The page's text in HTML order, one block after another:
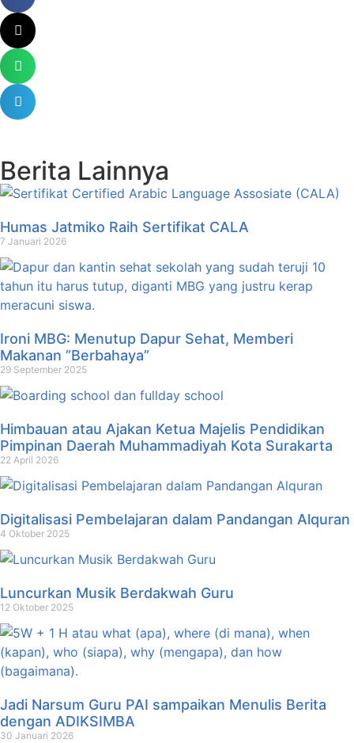
Berita Lainnya
Humas Jatmiko Raih Sertifikat CALA
7 Januari 2026
Ironi MBG: Menutup Dapur Sehat, Memberi
Makanan ”Berbahaya”
29 September 2025
Himbauan atau Ajakan Ketua Majelis Pendidikan
Pimpinan Daerah Muhammadiyah Kota Surakarta
22 April 2026
Digitalisasi Pembelajaran dalam Pandangan Alquran
4 Oktober 2025
Luncurkan Musik Berdakwah Guru
12 Oktober 2025
Jadi Narsum Guru PAI sampaikan Menulis Berita
dengan ADIKSIMBA
30 Januari 2026